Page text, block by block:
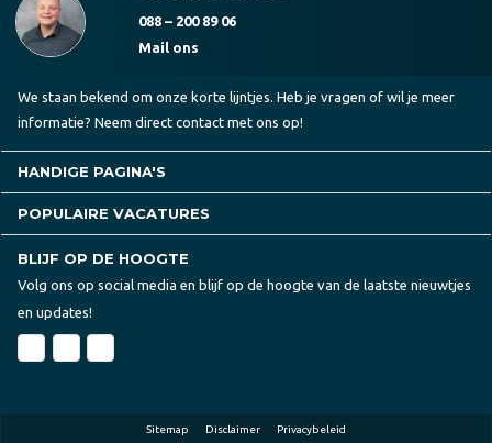
088 – 200 89 06
Mail ons
We staan bekend om onze korte lijntjes. Heb je vragen of wil je meer
informatie? Neem direct contact met ons op!
HANDIGE PAGINA'S
POPULAIRE VACATURES
BLIJF OP DE HOOGTE
Volg ons op social media en blijf op de hoogte van de laatste nieuwtjes
en updates!
Sitemap Disclaimer Privacybeleid